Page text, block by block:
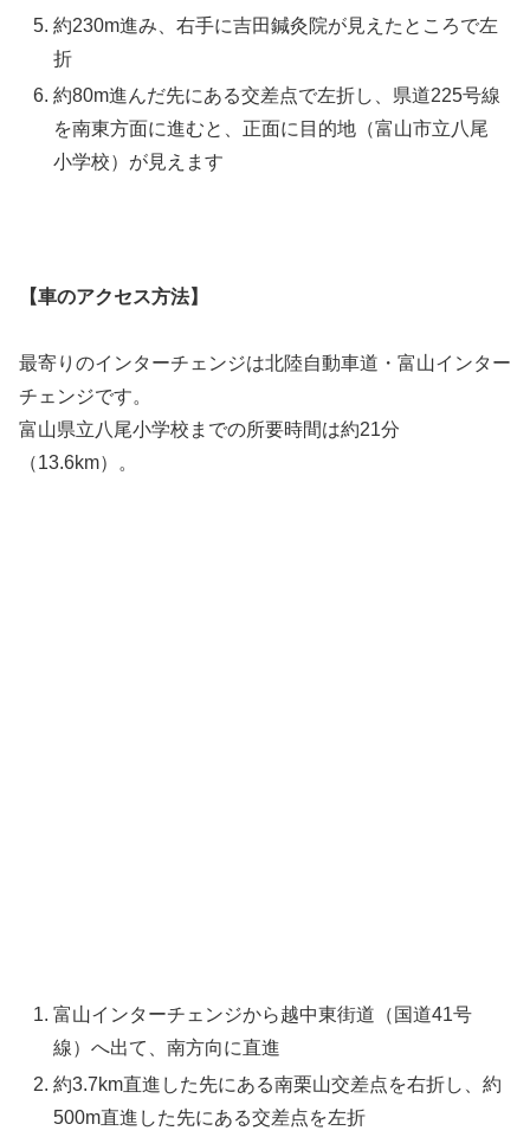
約230m進み、右手に吉田鍼灸院が見えたところで左
折
約80m進んだ先にある交差点で左折し、県道225号線
を南東方面に進むと、正面に目的地（富山市立八尾
小学校）が見えます
【車のアクセス方法】
最寄りのインターチェンジは北陸自動車道・富山インター
チェンジです。
富山県立八尾小学校までの所要時間は約21分
（13.6km）。
富山インターチェンジから越中東街道（国道41号
線）へ出て、南方向に直進
約3.7km直進した先にある南栗山交差点を右折し、約
500m直進した先にある交差点を左折